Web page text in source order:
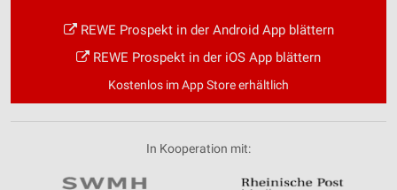
REWE Prospekt in der Android App blättern
REWE Prospekt in der iOS App blättern
Kostenlos im App Store erhältlich
In Kooperation mit: